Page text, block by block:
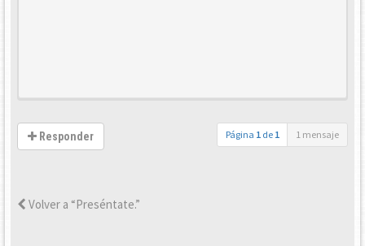
Responder Página 1 de 1 1 mensaje
Volver a “Preséntate.”